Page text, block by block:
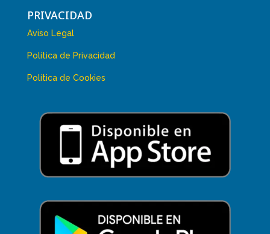
PRIVACIDAD
Aviso Legal
Política de Privacidad
Política de Cookies